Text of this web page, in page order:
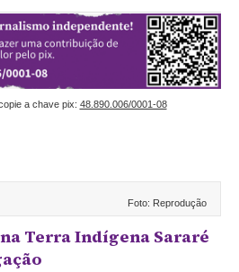
a chave pix: 48.890.006/0001-08
Foto: Reprodução
Terra Indígena Sararé